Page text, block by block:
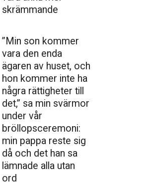
skrämmande
”Min son kommer
vara den enda
ägaren av huset, och
hon kommer inte ha
några rättigheter till
det,” sa min svärmor
under vår
bröllopsceremoni:
min pappa reste sig
då och det han sa
lämnade alla utan
ord